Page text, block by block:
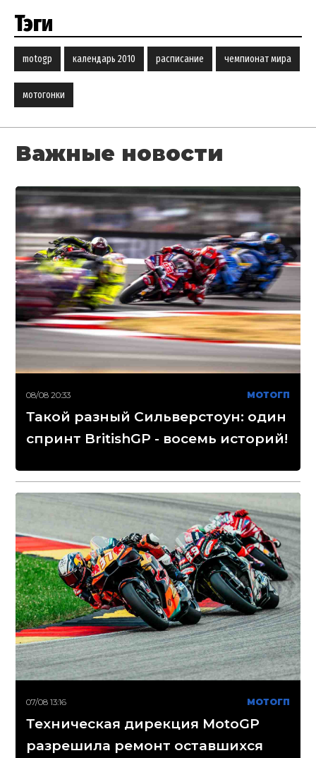
Тэги
motogp календарь 2010 расписание чемпионат мира
мотогонки
Важные новости
08/08 20:33 МОТОГП
Такой разный Сильверстоун: один
спринт BritishGP - восемь историй!
07/08 13:16 МОТОГП
Техническая дирекция MotoGP
разрешила ремонт оставшихся